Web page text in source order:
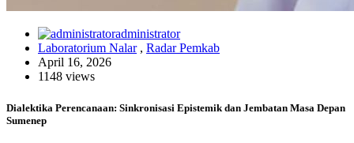
administrator
Laboratorium Nalar, Radar Pemkab
April 16, 2026
1148 views
Dialektika Perencanaan: Sinkronisasi Epistemik dan Jembatan Masa Depan
Sumenep